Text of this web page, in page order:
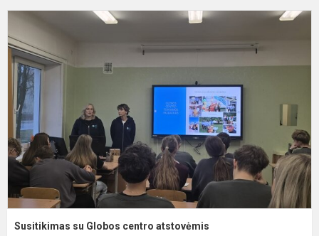
Susitikimas su Globos centro atstovėmis